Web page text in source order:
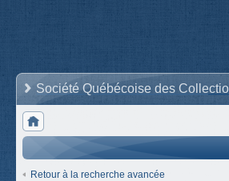
Société Québécoise des
Retour à la recherche avancée